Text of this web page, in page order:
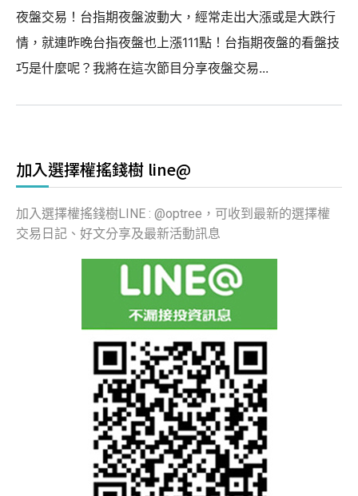
夜盤交易！台指期夜盤波動大，經常走出大漲或是大跌行
情，就連昨晚台指夜盤也上漲111點！台指期夜盤的看盤技
巧是什麼呢？我將在這次節目分享夜盤交易...
加入選擇權搖錢樹 line@
加入選擇權搖錢樹LINE : @optree，可收到最新的選擇權
交易日記、好文分享及最新活動訊息